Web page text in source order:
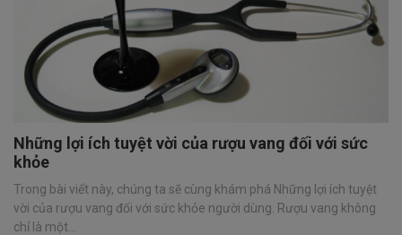
Những lợi ích tuyệt vời của rượu vang đối với sức
khỏe
Trong bài viết này, chúng ta sẽ cùng khám phá Những lợi ích tuyệt
vời của rượu vang đối với sức khỏe người dùng. Rượu vang không
chỉ là một...